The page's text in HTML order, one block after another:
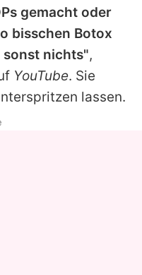
gemacht oder
bisschen Botox
sonst nichts",
YouTube. Sie
lassen.